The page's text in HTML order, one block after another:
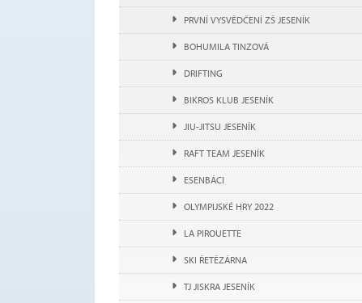
PRVNÍ VYSVĚDČENÍ ZŠ JESENÍK
BOHUMILA TINZOVÁ
DRIFTING
BIKROS KLUB JESENÍK
JIU-JITSU JESENÍK
RAFT TEAM JESENÍK
ESENBÁCI
OLYMPIJSKÉ HRY 2022
LA PIROUETTE
SKI ŘETĚZÁRNA
TJ JISKRA JESENÍK